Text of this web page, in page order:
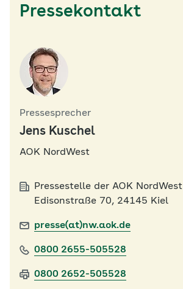
Pressekontakt
Pressesprecher
Jens Kuschel
AOK NordWest
Pressestelle der AOK NordWest
Edisonstraße 70, 24145 Kiel
presse(at)nw.aok.de
0800 2655-505528
0800 2652-505528